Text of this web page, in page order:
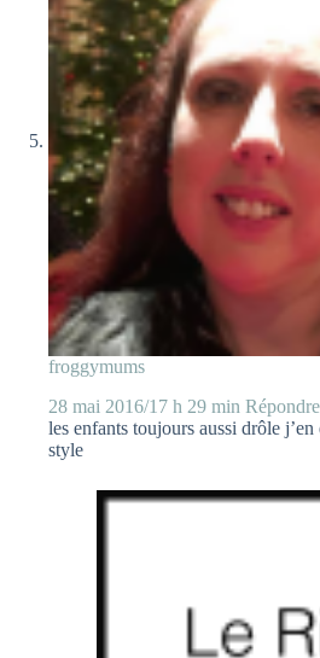
froggymums
28 mai 2016/17 h 29 min Répondre
les enfants toujours aussi drôle j’en
style